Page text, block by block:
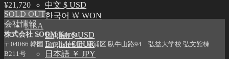
中文 $ USD
한국어 ￦ WON
LILA
English $ USD
English € EUR
日本語 ￥ JPY
¥21,720
SOLD OUT
会社情報
株式会社 SOOM Korea
〒04066 韓国 ソウル特別市 麻浦区 臥牛山路94 弘益大学校 弘文館棟
B211号